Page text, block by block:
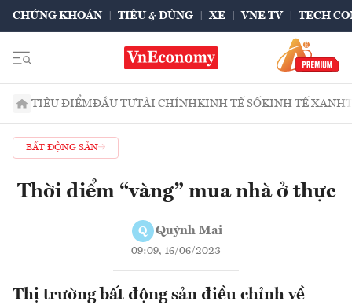
CHỨNG KHOÁN TIÊU & DÙNG XE VNE TV TECH
TIÊU ĐIỂMĐẦU TƯTÀI CHÍNHKINH TẾ SỐKINH TẾ XANH
BẤT ĐỘNG SẢN
Thời điểm “vàng” mua nhà ở thực
Q Quỳnh Mai
09:09, 16/06/2023
Thị trường bất động sản điều chỉnh về